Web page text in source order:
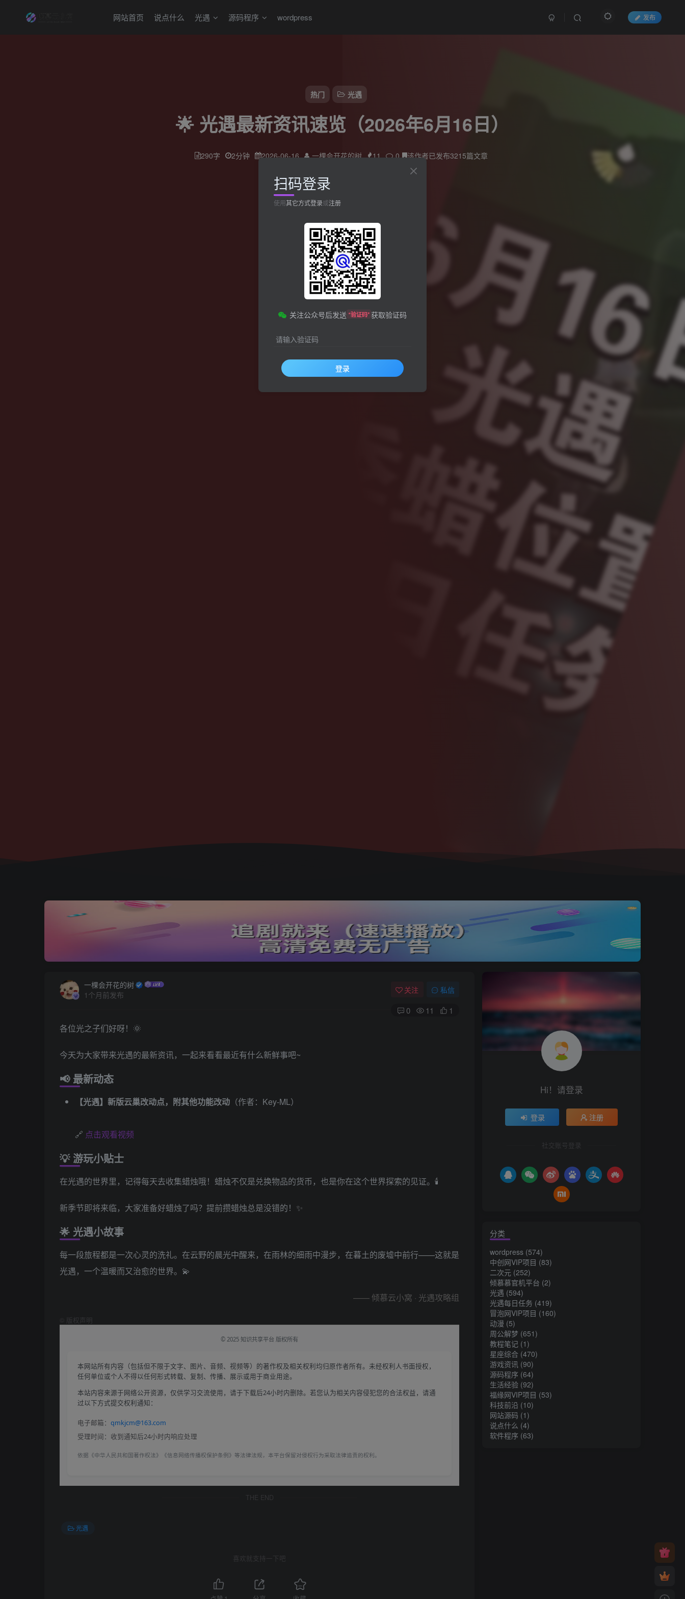
热门 光遇
🌟 光遇最新资讯速览（2026年6月16日）
290字 2分钟 2026-06-16 一棵会开花的树 11 0 该作者已发布3215篇文章
网站首页 说点什么 光遇 源码程序 wordpress 发布
一棵会开花的树
1个月前发布
关注 私信
0 11 1
各位光之子们好呀！🌞
今天为大家带来光遇的最新资讯，一起来看看最近有什么新鲜事吧~
📢 最新动态
【光遇】新版云巢改动点，附其他功能改动 （作者：Key-ML）
🔗 点击观看视频
💡 游玩小贴士
在光遇的世界里，记得每天去收集蜡烛哦！蜡烛不仅是兑换物品的货币，也是你在这个世界探索的见证。🕯️
新季节即将来临，大家准备好蜡烛了吗？提前攒蜡烛总是没错的！✨
🌟 光遇小故事
每一段旅程都是一次心灵的洗礼。在云野的晨光中醒来，在雨林的细雨中漫步，在暮土的废墟中前行——这就是
光遇，一个温暖而又治愈的世界。💫
—— 倾慕云小窝 · 光遇攻略组
版权声明
© 2025 知识共享平台 版权所有
本网站所有内容（包括但不限于文字、图片、音频、视频等）的著作权及相关权利均归原作者所有。未经权利人书面授权，
任何单位或个人不得以任何形式转载、复制、传播、展示或用于商业用途。
本站内容来源于网络公开资源，仅供学习交流使用，请于下载后24小时内删除。若您认为相关内容侵犯您的合法权益，请通
过以下方式提交权利通知：
电子邮箱： qmkjcm@163.com
受理时间：收到通知后24小时内响应处理
依据《中华人民共和国著作权法》《信息网络传播权保护条例》等法律法规，本平台保留对侵权行为采取法律追责的权利。
THE END
光遇
喜欢就支持一下吧
Hi！请登录
登录 注册
社交账号登录
分类
wordpress (574)
中创网VIP项目 (83)
二次元 (252)
倾慕慕官机平台 (2)
光遇 (594)
光遇每日任务 (419)
冒泡网VIP项目 (160)
动漫 (5)
周公解梦 (651)
教程笔记 (1)
星座综合 (470)
游戏资讯 (90)
源码程序 (64)
生活经验 (92)
福缘网VIP项目 (53)
科技前沿 (10)
网站源码 (1)
说点什么 (4)
软件程序 (63)
扫码登录
使用其它方式登录或注册
关注公众号后发送 “验证码” 获取验证码
请输入验证码
登录